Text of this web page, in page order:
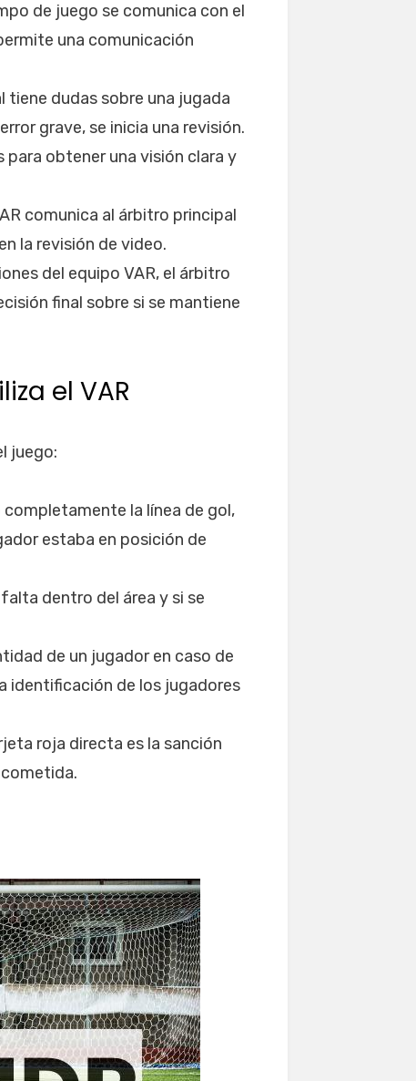
de juego se comunica con el
una comunicación
tiene dudas sobre una jugada
grave, se inicia una revisión.
para obtener una visión clara y
comunica al árbitro principal
la revisión de video.
del equipo VAR, el árbitro
final sobre si se mantiene
el VAR
juego:
completamente la línea de gol,
estaba en posición de
dentro del área y si se
de un jugador en caso de
identificación de los jugadores
roja directa es la sanción